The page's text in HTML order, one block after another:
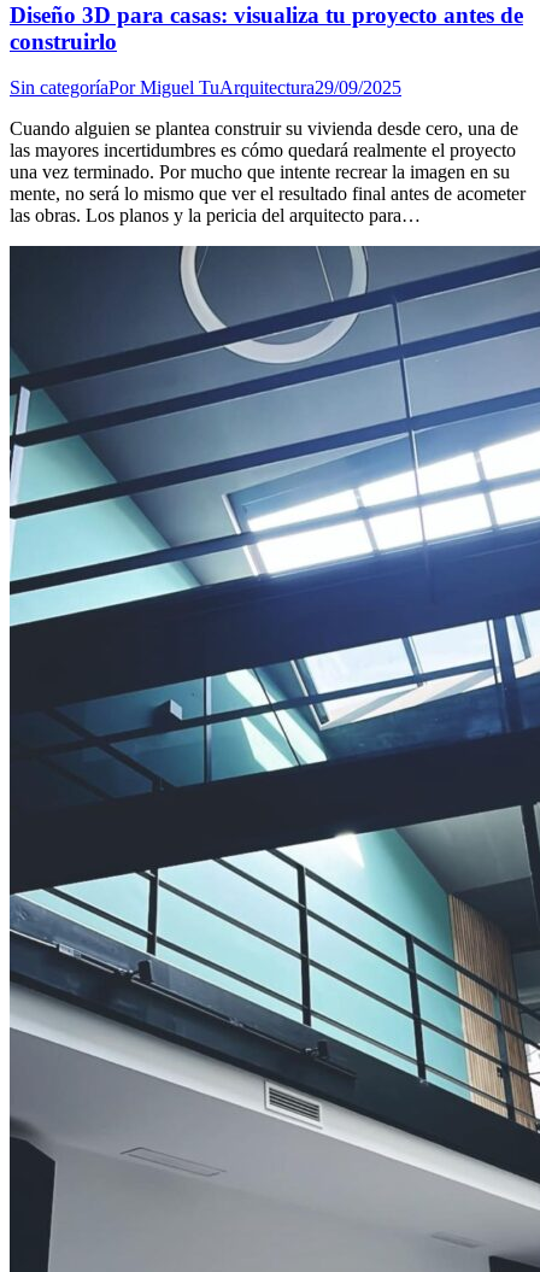
Diseño 3D para casas: visualiza tu proyecto antes de
construirlo
Sin categoríaPorMiguel TuArquitectura29/09/2025
Cuando alguien se plantea construir su vivienda desde cero, una de
las mayores incertidumbres es cómo quedará realmente el proyecto
una vez terminado. Por mucho que intente recrear la imagen en su
mente, no será lo mismo que ver el resultado final antes de acometer
las obras. Los planos y la pericia del arquitecto para…